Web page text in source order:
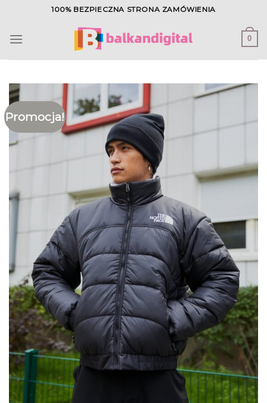
content
100% BEZPIECZNA STRONA ZAMÓWIENIA
0
Promocja!